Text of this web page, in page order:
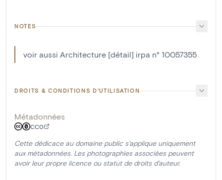
NOTES
voir aussi Architecture [détail] irpa n° 10057355
DROITS & CONDITIONS D'UTILISATION
Métadonnées
CC0
Cette dédicace au domaine public s'applique uniquement
aux métadonnées. Les photographies associées peuvent
avoir leur propre licence ou statut de droits d'auteur.